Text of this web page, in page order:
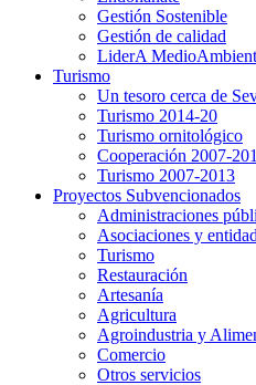
Gestión Sostenible
Gestión de calidad
LiderA
Turismo
Un tesoro cerca de
Turismo 2014-20
Turismo ornitológico
Cooperación 2007-
Turismo 2007-2013
Proyectos Subvencionados
Administraciones
Asociaciones y
Turismo
Restauración
Artesanía
Agricultura
Agroindustria y
Comercio
Otros servicios